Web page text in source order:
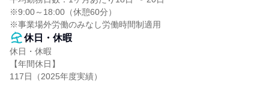
※9:00～18:00（休憩60分）
※事業場外労働のみなし労働時間制適用
休日・休暇
休日・休暇
【年間休日】
117日（2025年度実績）